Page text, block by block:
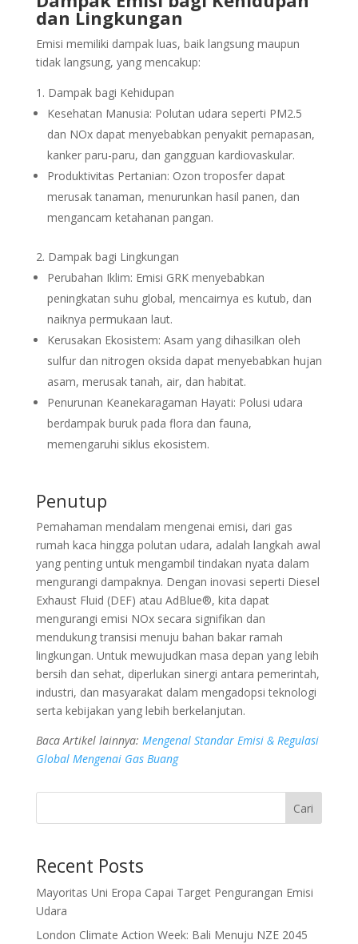
dan Lingkungan
Emisi memiliki dampak luas, baik langsung maupun
tidak langsung, yang mencakup:
Dampak bagi Kehidupan
Kesehatan Manusia: Polutan udara seperti PM2.5
dan NOx dapat menyebabkan penyakit pernapasan,
kanker paru-paru, dan gangguan kardiovaskular.
Produktivitas Pertanian: Ozon troposfer dapat
merusak tanaman, menurunkan hasil panen, dan
mengancam ketahanan pangan.
Dampak bagi Lingkungan
Perubahan Iklim: Emisi GRK menyebabkan
peningkatan suhu global, mencairnya es kutub, dan
naiknya permukaan laut.
Kerusakan Ekosistem: Asam yang dihasilkan oleh
sulfur dan nitrogen oksida dapat menyebabkan hujan
asam, merusak tanah, air, dan habitat.
Penurunan Keanekaragaman Hayati: Polusi udara
berdampak buruk pada flora dan fauna,
memengaruhi siklus ekosistem.
Penutup
Pemahaman mendalam mengenai emisi, dari gas
rumah kaca hingga polutan udara, adalah langkah awal
yang penting untuk mengambil tindakan nyata dalam
mengurangi dampaknya. Dengan inovasi seperti Diesel
Exhaust Fluid (DEF) atau AdBlue®, kita dapat
mengurangi emisi NOx secara signifikan dan
mendukung transisi menuju bahan bakar ramah
lingkungan. Untuk mewujudkan masa depan yang lebih
bersih dan sehat, diperlukan sinergi antara pemerintah,
industri, dan masyarakat dalam mengadopsi teknologi
serta kebijakan yang lebih berkelanjutan.
Baca Artikel lainnya: Mengenal Standar Emisi & Regulasi
Global Mengenai Gas Buang
Cari
Recent Posts
Mayoritas Uni Eropa Capai Target Pengurangan Emisi
Udara
London Climate Action Week: Bali Menuju NZE 2045